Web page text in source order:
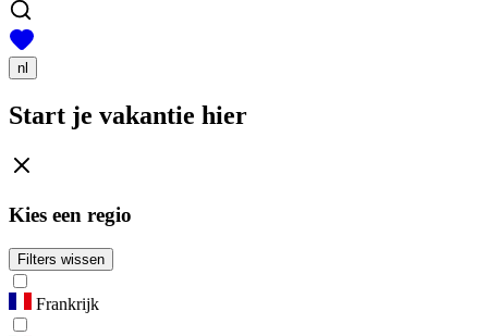
nl
Start je vakantie hier
Kies een regio
Filters wissen
Frankrijk